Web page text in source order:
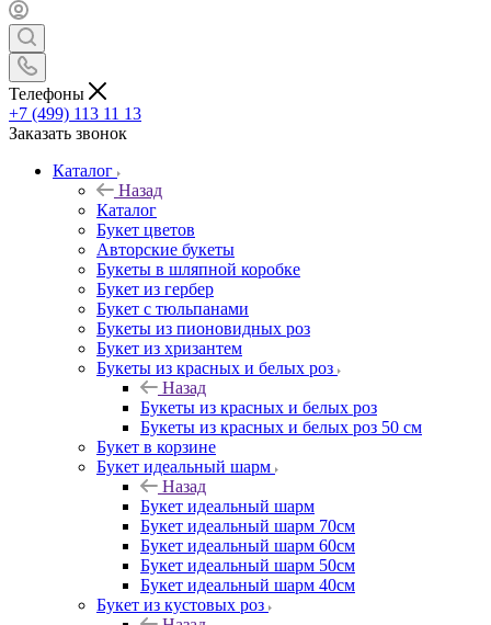
Телефоны
+7 (499) 113 11 13
Заказать звонок
Каталог
Назад
Каталог
Букет цветов
Авторские букеты
Букеты в шляпной коробке
Букет из гербер
Букет с тюльпанами
Букеты из пионовидных роз
Букет из хризантем
Букеты из красных и белых роз
Назад
Букеты из красных и белых роз
Букеты из красных и белых роз 50 см
Букет в корзине
Букет идеальный шарм
Назад
Букет идеальный шарм
Букет идеальный шарм 70см
Букет идеальный шарм 60см
Букет идеальный шарм 50см
Букет идеальный шарм 40см
Букет из кустовых роз